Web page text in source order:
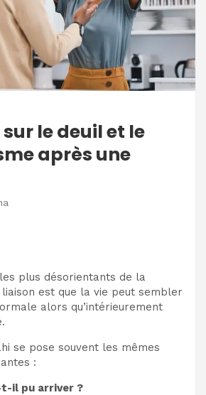
le deuil et le
après une
plus désorientants de la
liaison est que la vie peut sembler
alors qu’intérieurement
se pose souvent les mêmes
:
t-il pu arriver ?